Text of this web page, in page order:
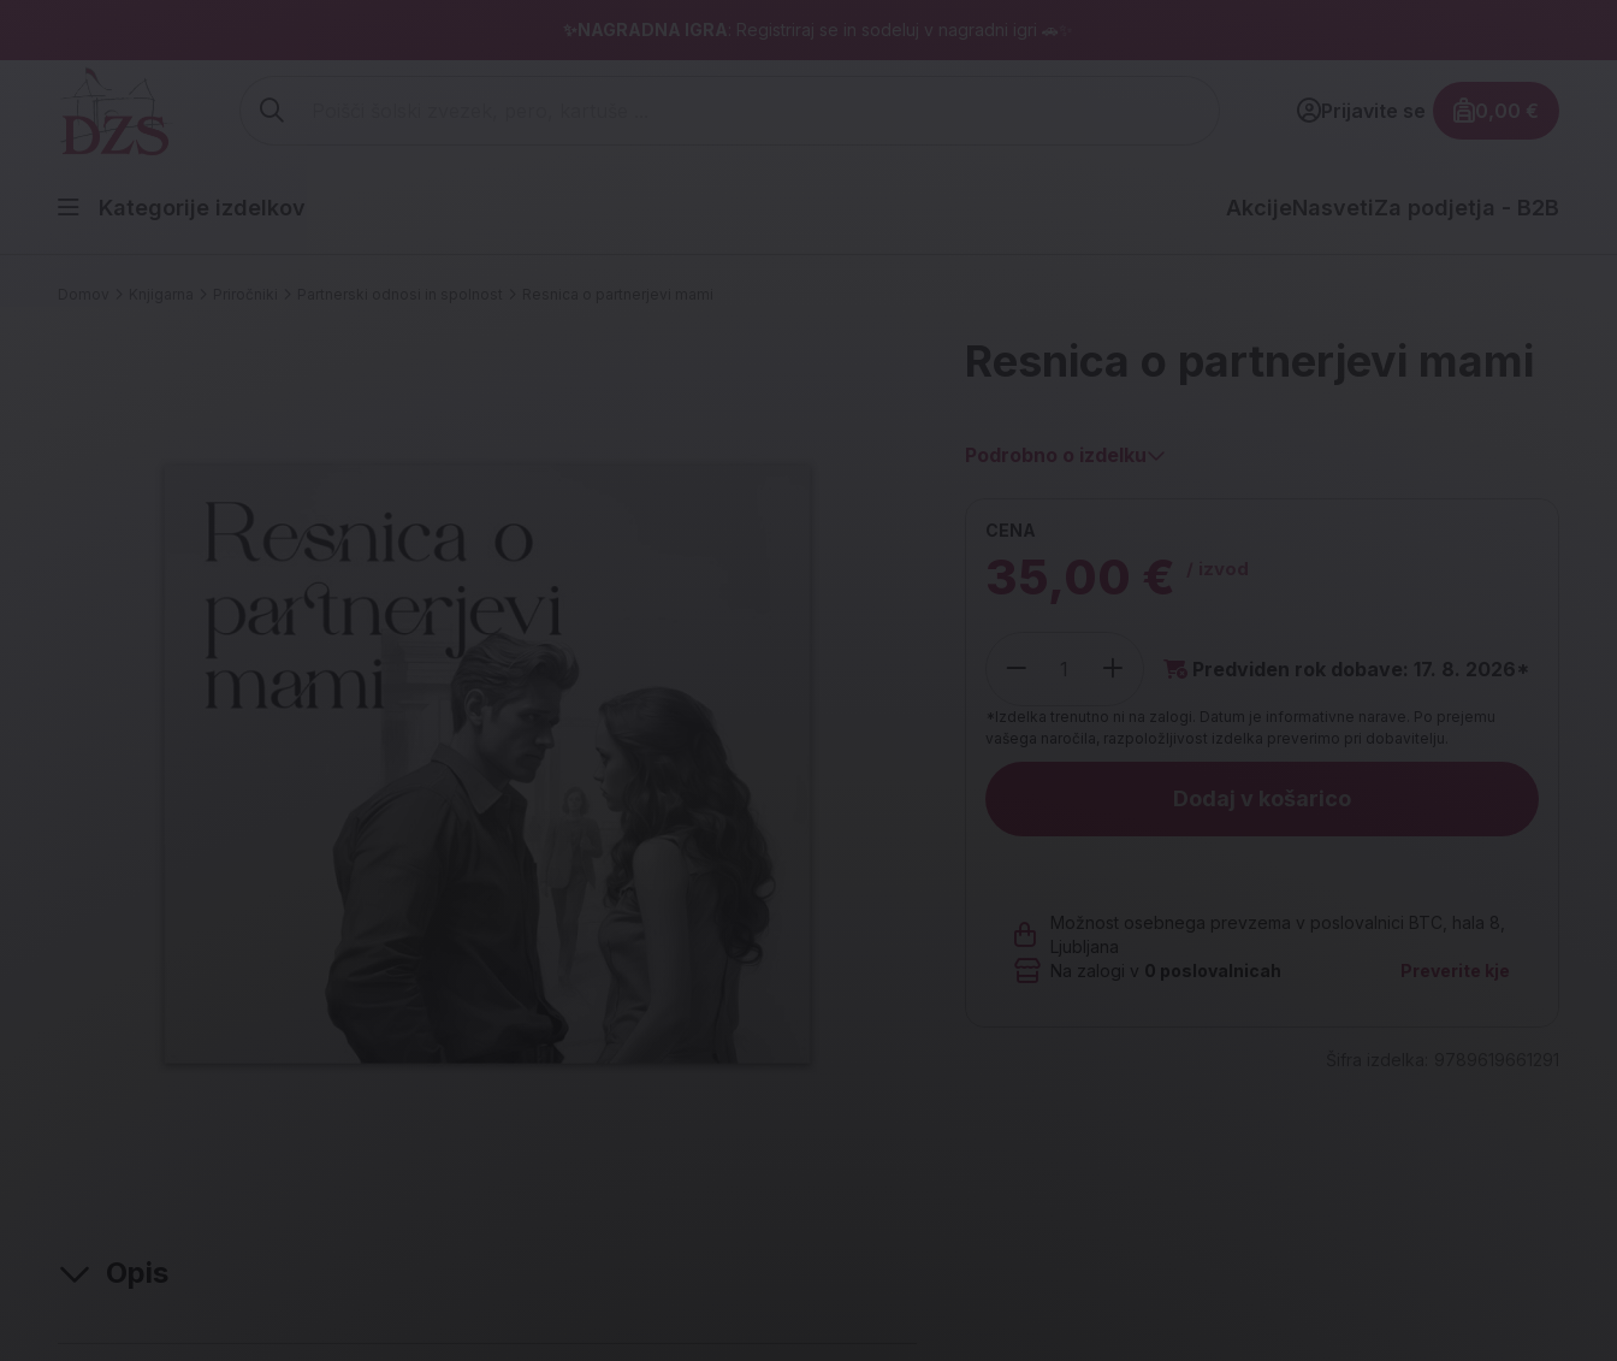
✨NAGRADNA IGRA : Registriraj se in sodeluj v nagradni igri 🚗✨
Prijavite se
Znesek
0,00 €
Kategorije izdelkov AkcijeNasveti Za podjetja - B2B
Resnica o partnerjevi mami
Podrobno o izdelku
CENA
35,00 €
Predviden rok dobave: 17. 8. 2026*
*Izdelka trenutno ni na zalogi. Datum je informativne narave. Po prejemu
vašega naročila, razpoložljivost izdelka preverimo pri dobavitelju.
Količina
Dodaj v košarico
Možnost osebnega prevzema v poslovalnici BTC, hala 8,
Ljubljana
Na zalogi v 0 poslovalnicah Preverite kje
Opis